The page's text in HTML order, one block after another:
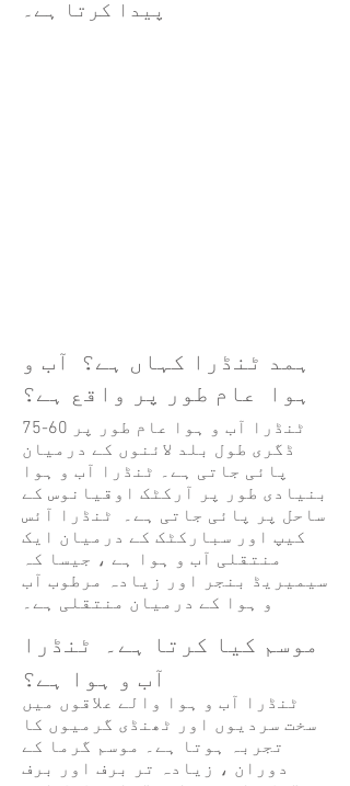
ہمد ٹنڈرا کہاں ہے؟ آب و
ہوا عام طور پر واقع ہے؟
ٹنڈرا آب و ہوا عام طور پر 60-75
ڈگری طول بلد لائنوں کے درمیان
پائی جاتی ہے۔ ٹنڈرا آب و ہوا
بنیادی طور پر آرکٹک اوقیانوس کے
ساحل پر پائی جاتی ہے۔ ٹنڈرا آئس
کیپ اور سبارکٹک کے درمیان ایک
منتقلی آب و ہوا ہے ، جیسا کہ
سیمیریڈ بنجر اور زیادہ مرطوب آب
و ہوا کے درمیان منتقلی ہے۔
موسم کیا کرتا ہے۔ ٹنڈرا
آب و ہوا ہے؟
ٹنڈرا آب و ہوا والے علاقوں میں
سخت سردیوں اور ٹھنڈی گرمیوں کا
تجربہ ہوتا ہے۔ موسم گرما کے
دوران ، زیادہ تر برف اور برف